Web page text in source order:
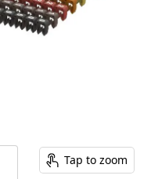
Tap to zoom